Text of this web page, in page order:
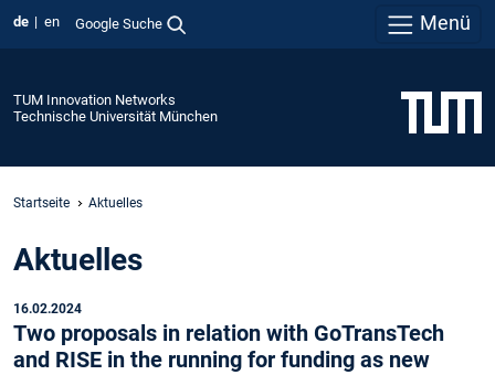
de en Google Suche Menü
TUM Innovation Networks
Technische Universität München
Startseite Aktuelles
Aktuelles
16.02.2024
Two proposals in relation with GoTransTech
and RISE in the running for funding as new